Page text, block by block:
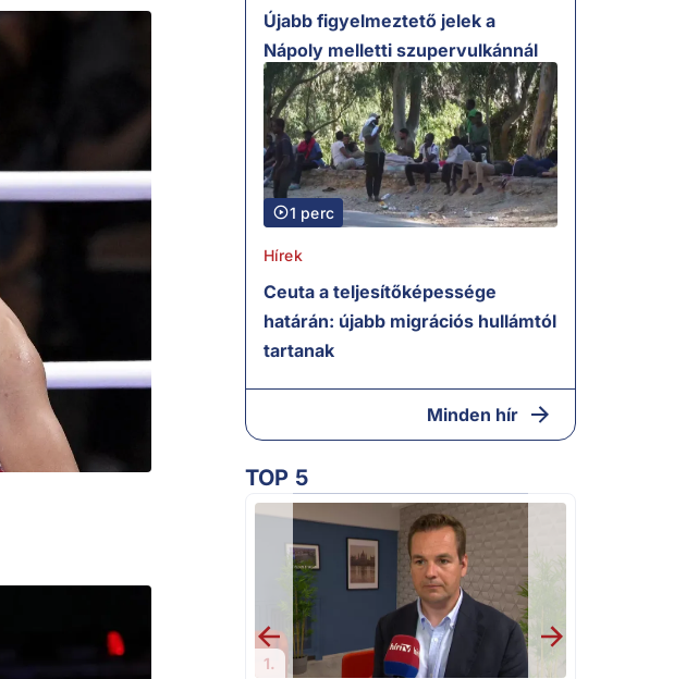
Újabb figyelmeztető jelek a
Nápoly melletti szupervulkánnál
1 perc
Hírek
Ceuta a teljesítőképessége
határán: újabb migrációs hullámtól
tartanak
Minden hír
TOP 5
1.